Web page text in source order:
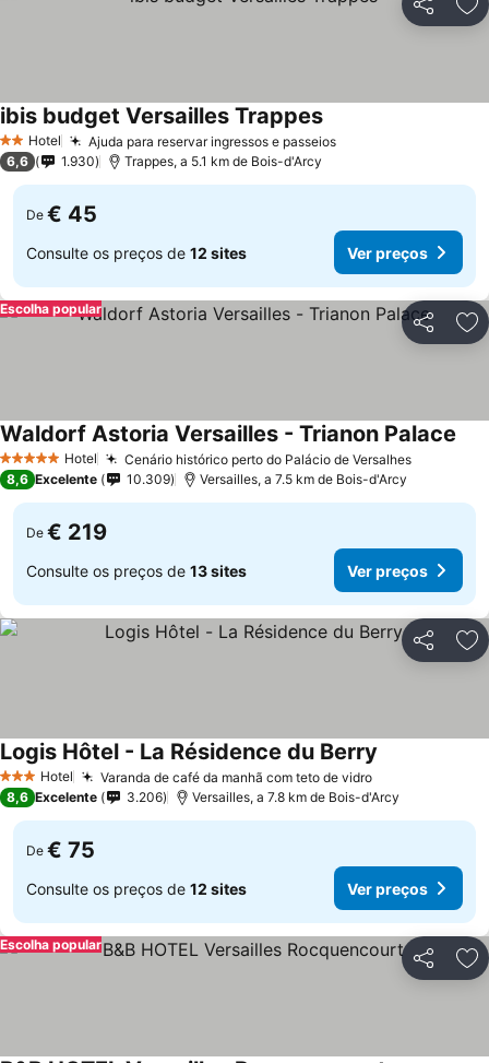
Partilhar
2 Estrelas
Hotel Ajuda para reservar ingressos e passeios
ibis budget Versailles Trappes
6,6 1.930 Trappes, a 5.1 km de Bois-d'Arcy
De € 45
Consulte os preços de 12 sites Ver preços
Partilhar
Escolha popular
5 Estrelas Hotel Cenário histórico perto do Palácio de Versalhes
Waldorf Astoria Versailles - Trianon Palace
8,6 Excelente 10.309 Versailles, a 7.5 km de Bois-d'Arcy
De € 219
Consulte os preços de 13 sites Ver preços
Partilhar
3 EstrelasHotel Varanda de café da manhã com teto de vidro
Logis Hôtel - La Résidence du Berry
8,6 Excelente 3.206 Versailles, a 7.8 km de Bois-d'Arcy
De € 75
Consulte os preços de 12 sites Ver preços
Partilhar
Escolha popular